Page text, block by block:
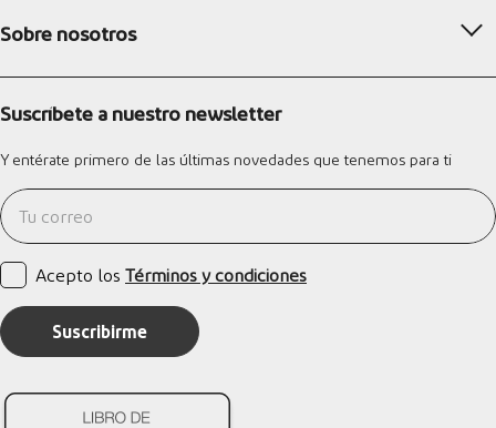
Sobre nosotros
Suscríbete a nuestro newsletter
Y entérate primero de las últimas novedades que tenemos para ti
Acepto los Términos y condiciones
Suscribirme